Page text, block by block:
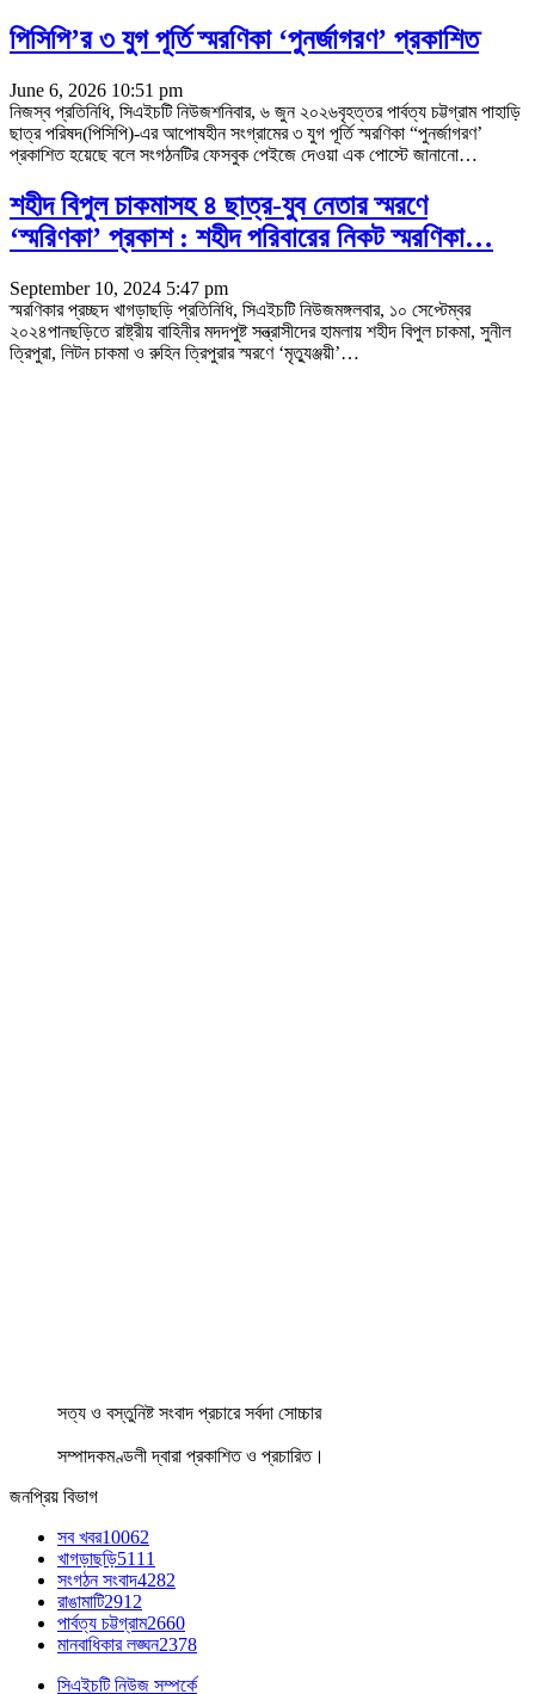
পিসিপি’র ৩ যুগ পূর্তি স্মরণিকা ‘পুনর্জাগরণ’ প্রকাশিত
June 6, 2026 10:51 pm
নিজস্ব প্রতিনিধি, সিএইচটি নিউজশনিবার, ৬ জুন ২০২৬বৃহত্তর পার্বত্য চট্টগ্রাম পাহাড়ি
ছাত্র পরিষদ(পিসিপি)-এর আপোষহীন সংগ্রামের ৩ যুগ পূর্তি স্মরণিকা “পুনর্জাগরণ’
প্রকাশিত হয়েছে বলে সংগঠনটির ফেসবুক পেইজে দেওয়া এক পোস্টে জানানো…
শহীদ বিপুল চাকমাসহ ৪ ছাত্র-যুব নেতার স্মরণে
‘স্মরিণকা’ প্রকাশ : শহীদ পরিবারের নিকট স্মরণিকা…
September 10, 2024 5:47 pm
স্মরণিকার প্রচ্ছদ খাগড়াছড়ি প্রতিনিধি, সিএইচটি নিউজমঙ্গলবার, ১০ সেপ্টেম্বর
২০২৪পানছড়িতে রাষ্ট্রীয় বাহিনীর মদদপুষ্ট সন্ত্রাসীদের হামলায় শহীদ বিপুল চাকমা, সুনীল
ত্রিপুরা, লিটন চাকমা ও রুহিন ত্রিপুরার স্মরণে ‘মৃত্যুঞ্জয়ী’…
সত্য ও বস্তুনিষ্ট সংবাদ প্রচারে সর্বদা সোচ্চার
সম্পাদকমণ্ডলী দ্বারা প্রকাশিত ও প্রচারিত।
জনপ্রিয় বিভাগ
সব খবর10062
খাগড়াছড়ি5111
সংগঠন সংবাদ4282
রাঙামাটি2912
পার্বত্য চট্টগ্রাম2660
মানবাধিকার লঙ্ঘন2378
সিএইচটি নিউজ সম্পর্কে